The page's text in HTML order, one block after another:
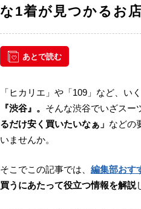
な1着が見つかるお
あとで読む
「ヒカリエ」や「109」など、い
『渋谷』。 そんな渋谷でいざスー
るだけ安く買いたいなぁ」 などの
いませんか。
そこでこの記事では、 編集部おす
買うにあたって役立つ情報を解説